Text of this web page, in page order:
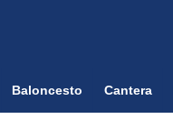
Baloncesto Cantera